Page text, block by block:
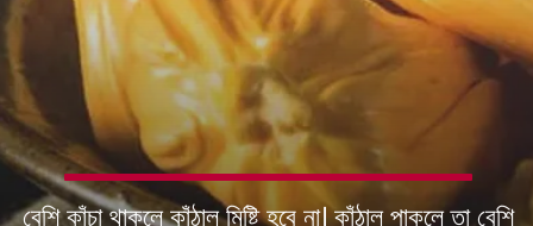
বেশি কাঁচা থাকলে কাঁঠাল মিষ্টি হবে না। কাঁঠাল পাকলে তা বেশি